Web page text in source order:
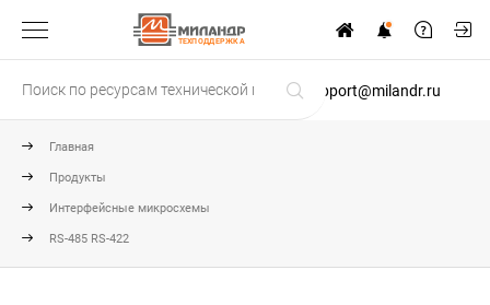
ТЕХПОДДЕРЖКА
support@milandr.ru
Главная
Продукты
Интерфейсные микросхемы
RS-485 RS-422